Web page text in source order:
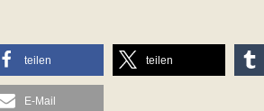
teilen teilen
E-Mail